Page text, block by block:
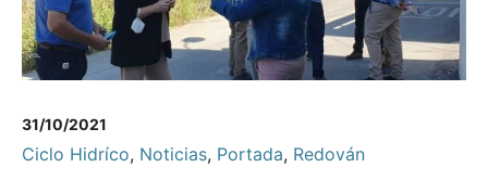
31/10/2021
Ciclo Hidríco, Noticias, Portada, Redován